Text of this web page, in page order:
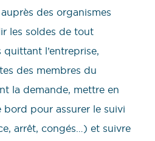
des organismes
les soldes de tout
l’entreprise,
des membres du
la demande, mettre en
pour assurer le suivi
arrêt, congés…) et suivre